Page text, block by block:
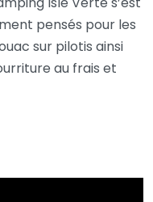
pensés pour les
sur pilotis ainsi
au frais et